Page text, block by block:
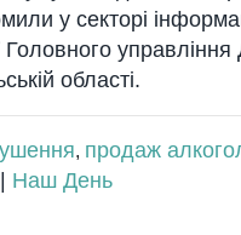
у секторі
Головного
області.
, продаж
Наш День